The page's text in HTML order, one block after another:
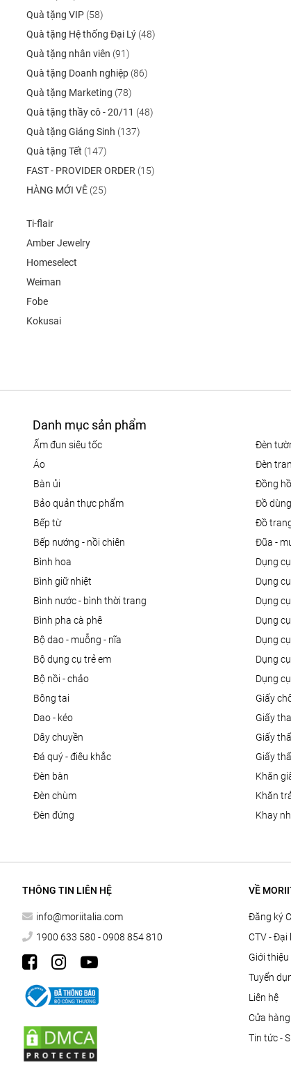
Quà tặng VIP (58)
Quà tặng Hệ thống Đại Lý (48)
Quà tặng nhân viên (91)
Quà tặng Doanh nghiệp (86)
Quà tặng Marketing (78)
Quà tặng thầy cô - 20/11 (48)
Quà tặng Giáng Sinh (137)
Quà tặng Tết (147)
FAST - PROVIDER ORDER (15)
HÀNG MỚI VÊ (25)
Ti-flair
Amber Jewelry
Homeselect
Weiman
Fobe
Kokusai
Danh mục sản phẩm
ấm đun siêu tốc
áo
bàn ủi
bảo quản thực phẩm
bếp từ
bếp nướng - nồi chiên
bình hoa
bình giữ nhiệt
bình nước - bình thời trang
bình pha cà phê
bộ dao - muỗng - nĩa
bộ dụng cụ trẻ em
bộ nồi - chảo
bông tai
dao - kéo
dây chuyền
đá quý - điêu khắc
đèn bàn
đèn chùm
đèn đứng
đèn
đèn
đồng hồ
đồ
đồ
đũa -
dụng
dụng
dụng
dụng
dụng
dụng
dụng
giấy
giấy
giấy
giấy
khăn
khăn
khay
THÔNG TIN LIÊN HỆ
info@moriitalia.com
1900 633 580 - 0908 854 810
VỀ
Đăng ký
CTV - Đại
Giới
Tuyển
Liên hệ
Cửa
Tin tức -